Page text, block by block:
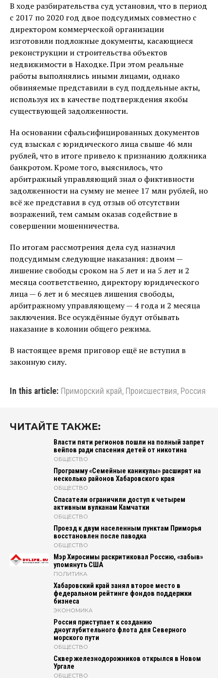
В ходе разбирательства суд установил, что в период
с 2017 по 2020 год двое подсудимых совместно с
директором коммерческой организации
изготовили подложные документы, касающиеся
реконструкции и строительства объектов
недвижимости в Находке. При этом реальные
работы выполнялись иными лицами, однако
обвиняемые представили в суд поддельные акты,
используя их в качестве подтверждения якобы
существующей задолженности.
На основании сфальсифицированных документов
суд взыскал с юридического лица свыше 46 млн
рублей, что в итоге привело к признанию должника
банкротом. Кроме того, выяснилось, что
арбитражный управляющий знал о фиктивности
задолженности на сумму не менее 17 млн рублей, но
всё же представил в суд отзыв об отсутствии
возражений, тем самым оказав содействие в
совершении мошенничества.
По итогам рассмотрения дела суд назначил
подсудимым следующие наказания: двоим —
лишение свободы сроком на 5 лет и на 5 лет и 2
месяца соответственно, директору юридического
лица — 6 лет и 6 месяцев лишения свободы,
арбитражному управляющему — 4 года и 2 месяца
заключения. Все осуждённые будут отбывать
наказание в колонии общего режима.
В настоящее время приговор ещё не вступил в
законную силу.
In this article: Приморский край, Происшествия, Россия
ЧИТАЙТЕ ТАКЖЕ:
Власти пяти регионов пошли на полный запрет
вейпов ради спасения детей от никотина
ОБЩЕСТВО
Программу «Семейные каникулы» расширят на
несколько районов Хабаровского края
ОБЩЕСТВО
Спасатели ограничили доступ к четырем
активным вулканам Камчатки
ОБЩЕСТВО
Проезд к двум населенным пунктам Приморья
восстановлен после паводка
ОБЩЕСТВО
Мэр Хиросимы раскритиковал Россию, «забыв»
упомянуть США
ПОЛИТИКА
Хабаровский край занял второе место в
федеральном рейтинге фондов поддержки
бизнеса
ЭКОНОМИКА
Россия приступает к созданию
дноуглубительного флота для Северного
морского пути
ОБЩЕСТВО
Сквер железнодорожников открылся в Новом
Ургале
ОБЩЕСТВО